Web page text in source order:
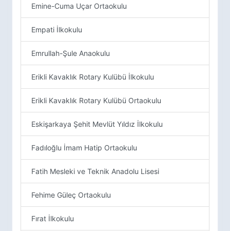
Emine-Cuma Uçar Ortaokulu
Empati İlkokulu
Emrullah-Şule Anaokulu
Erikli Kavaklık Rotary Kulübü İlkokulu
Erikli Kavaklık Rotary Kulübü Ortaokulu
Eskişarkaya Şehit Mevlüt Yıldız İlkokulu
Fadıloğlu İmam Hatip Ortaokulu
Fatih Mesleki ve Teknik Anadolu Lisesi
Fehime Güleç Ortaokulu
Fırat İlkokulu